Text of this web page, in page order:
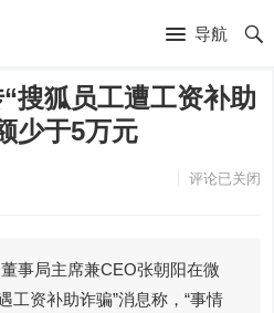
导航
搜狐员工遭工资补助
少于5万元
评论已关闭
局主席兼CEO张朝阳在微
工资补助诈骗”消息称，“事情